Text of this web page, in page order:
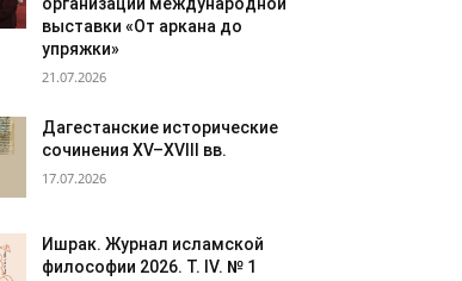
организации международной
выставки «От аркана до
упряжки»
21.07.2026
Дагестанские исторические
сочинения XV–XVIII вв.
17.07.2026
Ишрак. Журнал исламской
философии 2026. Т. IV. № 1